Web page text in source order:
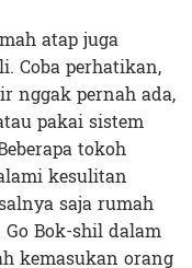
atap juga
Coba perhatikan,
nggak pernah ada,
pakai sistem
tokoh
kesulitan
saja rumah
Bok-shil dalam
kemasukan orang